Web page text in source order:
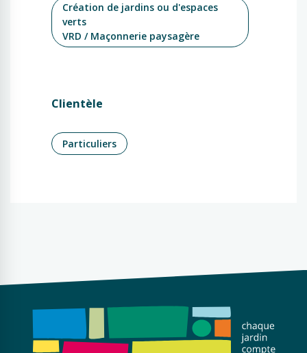
Création de jardins ou d'espaces
verts
VRD / Maçonnerie paysagère
Clientèle
Particuliers